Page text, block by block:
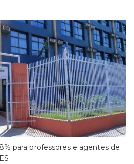
para professores e agentes de